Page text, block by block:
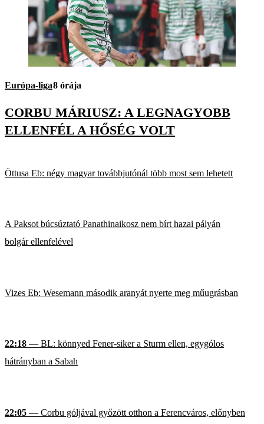
Európa-liga8 órája
CORBU MÁRIUSZ: A LEGNAGYOBB
ELLENFÉL A HŐSÉG VOLT
Öttusa Eb: négy magyar továbbjutónál több most sem lehetett
A Paksot búcsúztató Panathinaikosz nem bírt hazai pályán
bolgár ellenfelével
Vizes Eb: Wesemann második aranyát nyerte meg műugrásban
22:18 — BL: könnyed Fener-siker a Sturm ellen, egygólos
hátrányban a Sabah
22:05 — Corbu góljával győzött otthon a Ferencváros, előnyben